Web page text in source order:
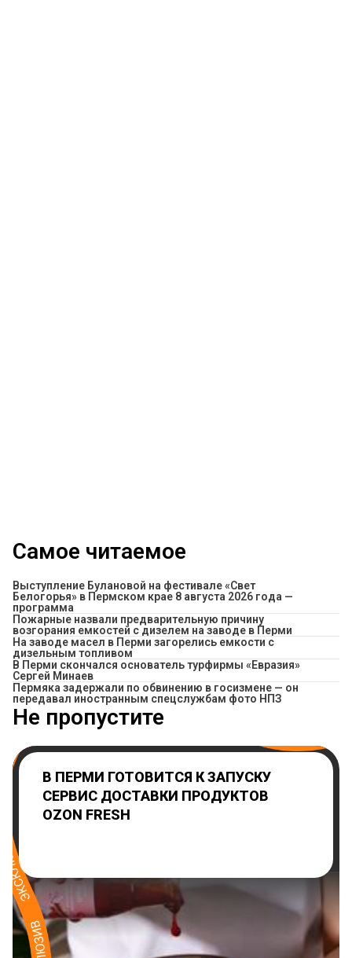
Самое читаемое
Выступление Булановой на фестивале «Свет
Белогорья» в Пермском крае 8 августа 2026 года —
программа
Пожарные назвали предварительную причину
возгорания емкостей с дизелем на заводе в Перми
На заводе масел в Перми загорелись емкости с
дизельным топливом
В Перми скончался основатель турфирмы «Евразия»
Сергей Минаев
Пермяка задержали по обвинению в госизмене — он
передавал иностранным спецслужбам фото НПЗ
Не пропустите
В ПЕРМИ ГОТОВИТСЯ К ЗАПУСКУ
СЕРВИС ДОСТАВКИ ПРОДУКТОВ
OZON FRESH